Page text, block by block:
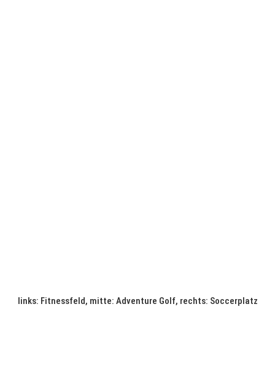
links: Fitnessfeld, mitte: Adventure Golf, rechts: Soccerplatz